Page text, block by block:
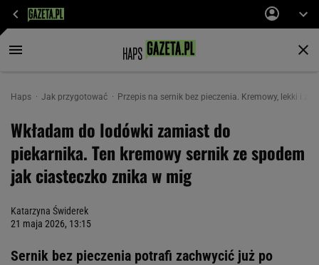
Haps Jak przygotować Przepis na sernik bez pieczenia. Kremowy, lekki i z
Wkładam do lodówki zamiast do
piekarnika. Ten kremowy sernik ze spodem
jak ciasteczko znika w mig
Katarzyna Świderek
21 maja 2026, 13:15
Sernik bez pieczenia potrafi zachwycić już po